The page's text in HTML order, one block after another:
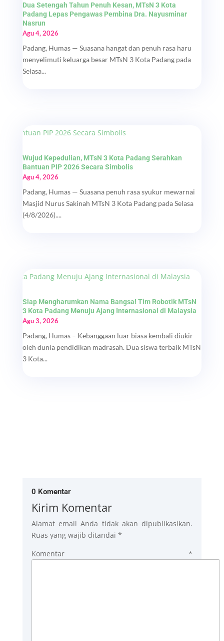
Dua Setengah Tahun Penuh Kesan, MTsN 3 Kota
Padang Lepas Pengawas Pembina Dra. Nayusminar
Nasrun
Agu 4, 2026
Padang, Humas — Suasana hangat dan penuh rasa haru
menyelimuti keluarga besar MTsN 3 Kota Padang pada
Selasa...
Wujud Kepedulian, MTsN 3 Kota Padang Serahkan
Bantuan PIP 2026 Secara Simbolis
Agu 4, 2026
Padang, Humas — Suasana penuh rasa syukur mewarnai
Masjid Nurus Sakinah MTsN 3 Kota Padang pada Selasa
(4/8/2026)....
Siap Mengharumkan Nama Bangsa! Tim Robotik MTsN
3 Kota Padang Menuju Ajang Internasional di Malaysia
Agu 3, 2026
Padang, Humas – Kebanggaan luar biasa kembali diukir
oleh dunia pendidikan madrasah. Dua siswa terbaik MTsN
3 Kota...
0 Komentar
Kirim Komentar
Alamat email Anda tidak akan dipublikasikan.
Ruas yang wajib ditandai *
Komentar*